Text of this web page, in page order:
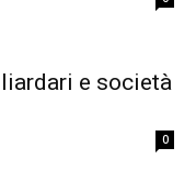
e società
0